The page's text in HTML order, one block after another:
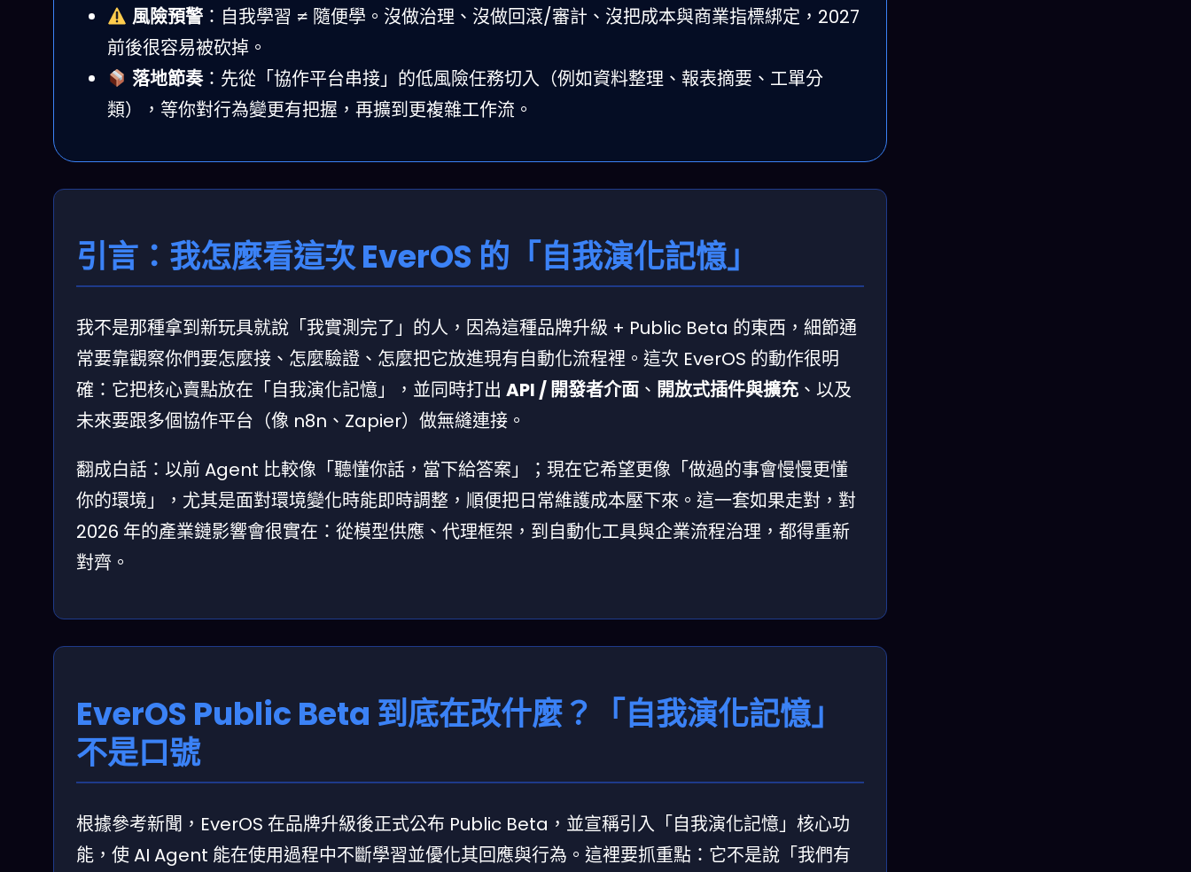
風險預警：自我學習 ≠ 隨便學。沒做治理、沒做回滾/審計、沒把成本與商業指標綁定，2027
前後很容易被砍掉。
落地節奏：先從「協作平台串接」的低風險任務切入（例如資料整理、報表摘要、工單分
類），等你對行為變更有把握，再擴到更複雜工作流。
引言：我怎麼看這次 EverOS 的「自我演化記憶」
我不是那種拿到新玩具就說「我實測完了」的人，因為這種品牌升級 + Public Beta 的東西，細節通
常要靠觀察你們要怎麼接、怎麼驗證、怎麼把它放進現有自動化流程裡。這次 EverOS 的動作很明
確：它把核心賣點放在「自我演化記憶」，並同時打出 API / 開發者介面 、 開放式插件與擴充 、以及
未來要跟多個協作平台（像 n8n、Zapier）做無縫連接。
翻成白話：以前 Agent 比較像「聽懂你話，當下給答案」；現在它希望更像「做過的事會慢慢更懂
你的環境」，尤其是面對環境變化時能即時調整，順便把日常維護成本壓下來。這一套如果走對，對
2026 年的產業鏈影響會很實在：從模型供應、代理框架，到自動化工具與企業流程治理，都得重新
對齊。
EverOS Public Beta 到底在改什麼？「自我演化記憶」
不是口號
根據參考新聞，EverOS 在品牌升級後正式公布 Public Beta，並宣稱引入「自我演化記憶」核心功
能，使 AI Agent 能在使用過程中不斷學習並優化其回應與行為。這裡要抓重點：它不是說「我們有